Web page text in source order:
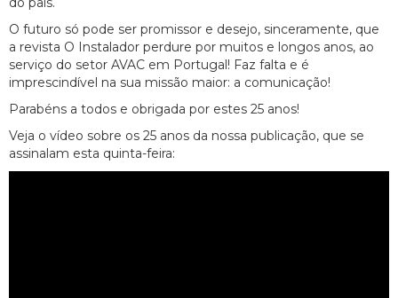
O futuro só pode ser promissor e desejo, sinceramente, que
a revista O Instalador perdure por muitos e longos anos, ao
serviço do setor AVAC em Portugal! Faz falta e é
imprescindível na sua missão maior: a comunicação!
Parabéns a todos e obrigada por estes 25 anos!
Veja o vídeo sobre os 25 anos da nossa publicação, que se
assinalam esta quinta-feira: